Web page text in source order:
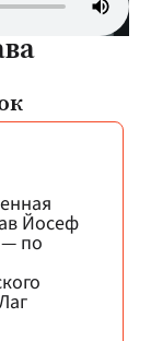
Йосеф
по